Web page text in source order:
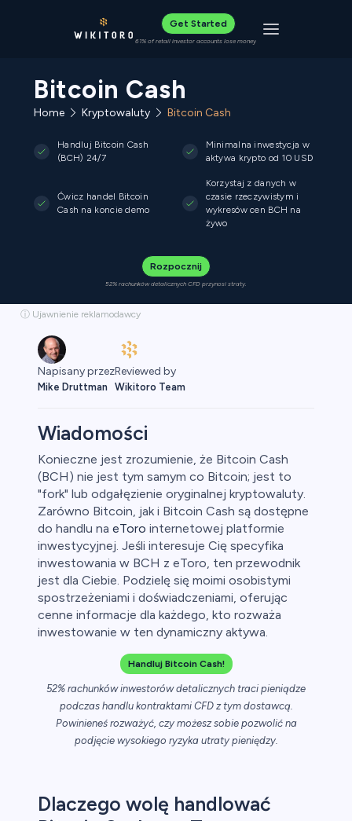
Get Started
61% of retail investor accounts lose money Toggle
Bitcoin Cash
Home Kryptowaluty Bitcoin Cash
Handluj Bitcoin Cash
(BCH) 24/7
Minimalna inwestycja w
aktywa krypto od 10 USD
Ćwicz handel Bitcoin
Cash na koncie demo
Korzystaj z danych w
czasie rzeczywistym i
wykresów cen BCH na
żywo
Rozpocznij
52% rachunków detalicznych CFD przynosi straty.
ⓘ Ujawnienie reklamodawcy
Napisany przez
Mike Druttman
Reviewed by
Wikitoro Team
Wiadomości
Konieczne jest zrozumienie, że Bitcoin Cash
(BCH) nie jest tym samym co Bitcoin; jest to
"fork" lub odgałęzienie oryginalnej kryptowaluty.
Zarówno Bitcoin, jak i Bitcoin Cash są dostępne
do handlu na eToro internetowej platformie
inwestycyjnej. Jeśli interesuje Cię specyfika
inwestowania w BCH z eToro, ten przewodnik
jest dla Ciebie. Podzielę się moimi osobistymi
spostrzeżeniami i doświadczeniami, oferując
cenne informacje dla każdego, kto rozważa
inwestowanie w ten dynamiczny aktywa.
Handluj Bitcoin Cash!
52% rachunków inwestorów detalicznych traci pieniądze
podczas handlu kontraktami CFD z tym dostawcą.
Powinieneś rozważyć, czy możesz sobie pozwolić na
podjęcie wysokiego ryzyka utraty pieniędzy.
Dlaczego wolę handlować